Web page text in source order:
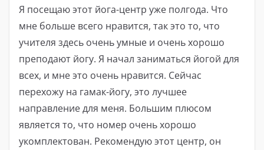
Я посещаю этот йога-центр уже полгода. Что
мне больше всего нравится, так это то, что
учителя здесь очень умные и очень хорошо
преподают йогу. Я начал заниматься йогой для
всех, и мне это очень нравится. Сейчас
перехожу на гамак-йогу, это лучшее
направление для меня. Большим плюсом
является то, что номер очень хорошо
укомплектован. Рекомендую этот центр, он